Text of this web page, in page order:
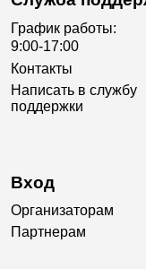
График работы:
9:00-17:00
Контакты
Написать в службу
поддержки
Вход
Организаторам
Партнерам